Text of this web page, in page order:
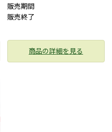
販売期間
販売終了
商品の詳細を見る